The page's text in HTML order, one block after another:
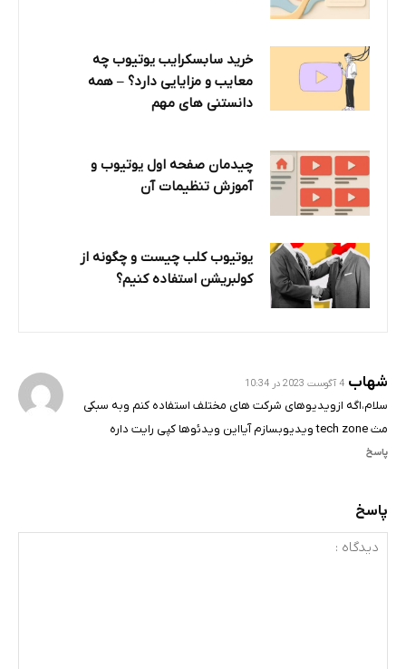
خرید سابسکرایب یوتیوب چه
معایب و مزایایی دارد؟‌ – همه
دانستنی های مهم
چیدمان صفحه اول یوتیوب و
آموزش تنظیمات آن
یوتیوب کلب چیست و چگونه از
کولبریشن استفاده کنیم؟
شهاب 4 آگوست 2023 در 10:34
سلام،اگه ازویدیوهای شرکت های مختلف استفاده کنم وبه سبکی
مث tech zone ویدیوبسازم آیااین ویدئوها کپی رایت داره
پاسخ
پاسخ